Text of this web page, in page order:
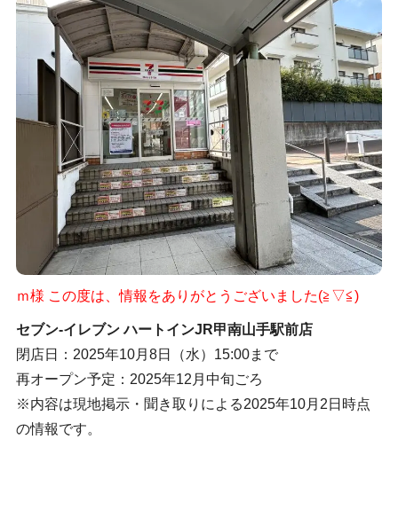
ｍ様 この度は、情報をありがとうございました(≧▽≦)
セブン-イレブン ハートインJR甲南山手駅前店
閉店日：2025年10月8日（水）15:00まで
再オープン予定：2025年12月中旬ごろ
※内容は現地掲示・聞き取りによる2025年10月2日時点
の情報です。